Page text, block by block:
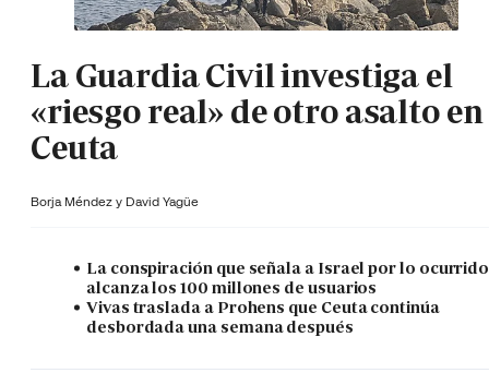
La Guardia Civil investiga el
«riesgo real» de otro asalto en
Ceuta
Borja Méndez y David Yagüe
La conspiración que señala a Israel por lo ocurrido
alcanza los 100 millones de usuarios
Vivas traslada a Prohens que Ceuta continúa
desbordada una semana después